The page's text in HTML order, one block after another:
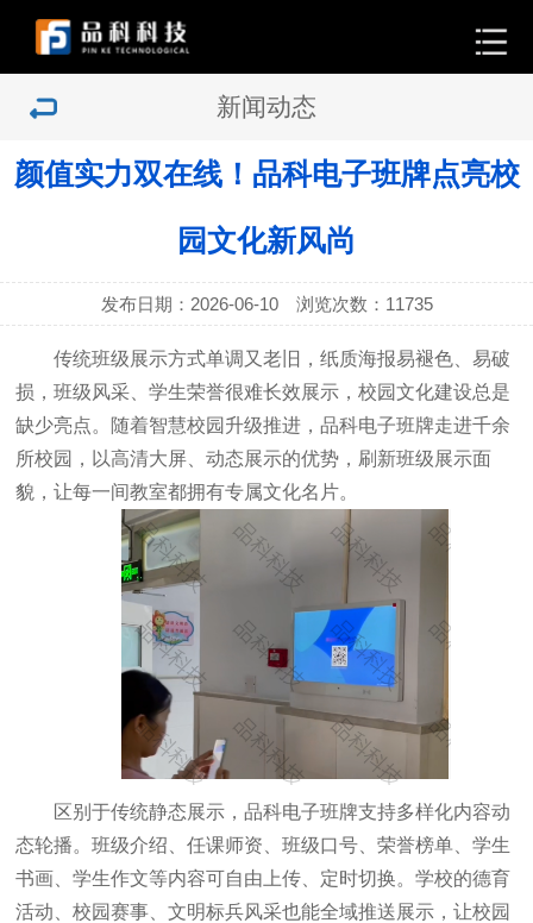
新闻动态
颜值实力双在线！品科电子班牌点亮校
园文化新风尚
发布日期：2026-06-10 浏览次数： 11735
传统班级展示方式单调又老旧，纸质海报易褪色、易破
损，班级风采、学生荣誉很难长效展示，校园文化建设总是
缺少亮点。随着智慧校园升级推进，品科电子班牌走进千余
所校园，以高清大屏、动态展示的优势，刷新班级展示面
貌，让每一间教室都拥有专属文化名片。
区别于传统静态展示，品科电子班牌支持多样化内容动
态轮播。班级介绍、任课师资、班级口号、荣誉榜单、学生
书画、学生作文等内容可自由上传、定时切换。学校的德育
活动、校园赛事、文明标兵风采也能全域推送展示，让校园